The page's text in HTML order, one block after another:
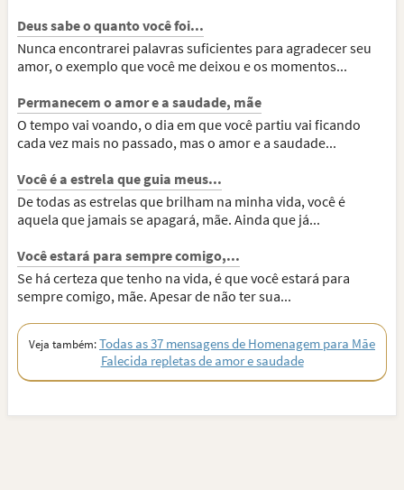
Deus sabe o quanto você foi...
Nunca encontrarei palavras suficientes para agradecer seu
amor, o exemplo que você me deixou e os momentos...
Permanecem o amor e a saudade, mãe
O tempo vai voando, o dia em que você partiu vai ficando
cada vez mais no passado, mas o amor e a saudade...
Você é a estrela que guia meus...
De todas as estrelas que brilham na minha vida, você é
aquela que jamais se apagará, mãe. Ainda que já...
Você estará para sempre comigo,...
Se há certeza que tenho na vida, é que você estará para
sempre comigo, mãe. Apesar de não ter sua...
Veja também:Todas as 37 mensagens de Homenagem para Mãe
Falecida repletas de amor e saudade